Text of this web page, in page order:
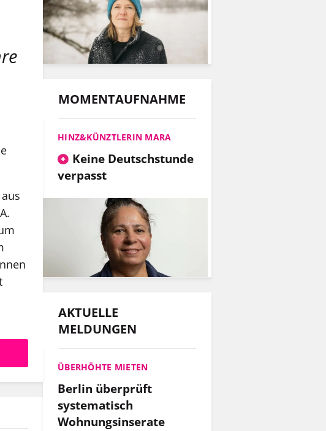
MOMENTAUFNAHME
HINZ&KÜNZTLERIN MARA
Keine Deutschstunde
verpasst
AKTUELLE
MELDUNGEN
ÜBERHÖHTE MIETEN
Berlin überprüft
systematisch
Wohnungsinserate